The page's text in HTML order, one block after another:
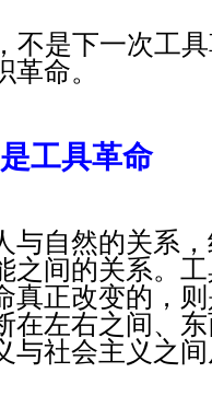
不是下一次工
命。
工具革命
与自然的关系
之间的关系。
真正改变的，
在左右之间、
与社会主义之